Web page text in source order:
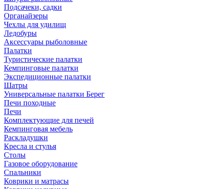
Подсачеки, садки
Органайзеры
Чехлы для удилищ
Ледобуры
Аксессуары рыболовные
Палатки
Туристические палатки
Кемпинговые палатки
Экспедиционные палатки
Шатры
Универсальные палатки Берег
Печи походные
Печи
Комплектующие для печей
Кемпинговая мебель
Раскладушки
Кресла и стулья
Столы
Газовое оборудование
Спальники
Коврики и матрасы